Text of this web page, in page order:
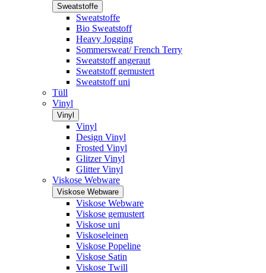
Sweatstoffe
Sweatstoffe
Bio Sweatstoff
Heavy Jogging
Sommersweat/ French Terry
Sweatstoff angeraut
Sweatstoff gemustert
Sweatstoff uni
Tüll
Vinyl
Vinyl
Vinyl
Design Vinyl
Frosted Vinyl
Glitzer Vinyl
Glitter Vinyl
Viskose Webware
Viskose Webware
Viskose Webware
Viskose gemustert
Viskose uni
Viskoseleinen
Viskose Popeline
Viskose Satin
Viskose Twill